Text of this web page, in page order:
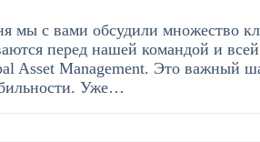
мы с вами обсудили множество
перед нашей командой и
Asset Management. Это важный
Уже…